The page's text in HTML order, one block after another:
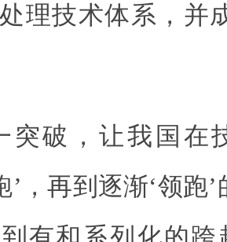
理技术体系，并
突破，让我国在
’，再到逐渐‘领跑